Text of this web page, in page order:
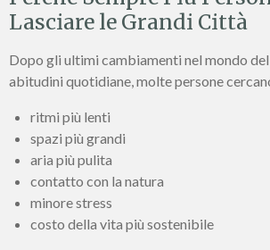
Lasciare le Grandi Città
Dopo gli ultimi cambiamenti nel mondo
abitudini quotidiane, molte persone
ritmi più lenti
spazi più grandi
aria più pulita
contatto con la natura
minore stress
costo della vita più sostenibile